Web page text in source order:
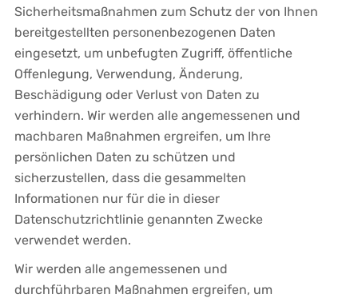
Sicherheitsmaßnahmen zum Schutz der von Ihnen
bereitgestellten personenbezogenen Daten
eingesetzt, um unbefugten Zugriff, öffentliche
Offenlegung, Verwendung, Änderung,
Beschädigung oder Verlust von Daten zu
verhindern. Wir werden alle angemessenen und
machbaren Maßnahmen ergreifen, um Ihre
persönlichen Daten zu schützen und
sicherzustellen, dass die gesammelten
Informationen nur für die in dieser
Datenschutzrichtlinie genannten Zwecke
verwendet werden.
Wir werden alle angemessenen und
durchführbaren Maßnahmen ergreifen, um